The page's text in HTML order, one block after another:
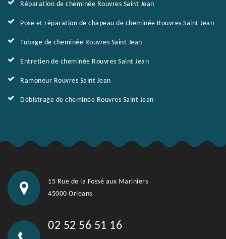
Réparation de cheminée Rouvres Saint Jean
Pose et réparation de chapeau de cheminée Rouvres Saint Jean
Tubage de cheminée Rouvres Saint Jean
Entretien de cheminée Rouvres Saint Jean
Ramoneur Rouvres Saint Jean
Débistrage de cheminée Rouvres Saint Jean
15 Rue de la Fossé aux Mariniers
45000 Orleans
02 52 56 51 16